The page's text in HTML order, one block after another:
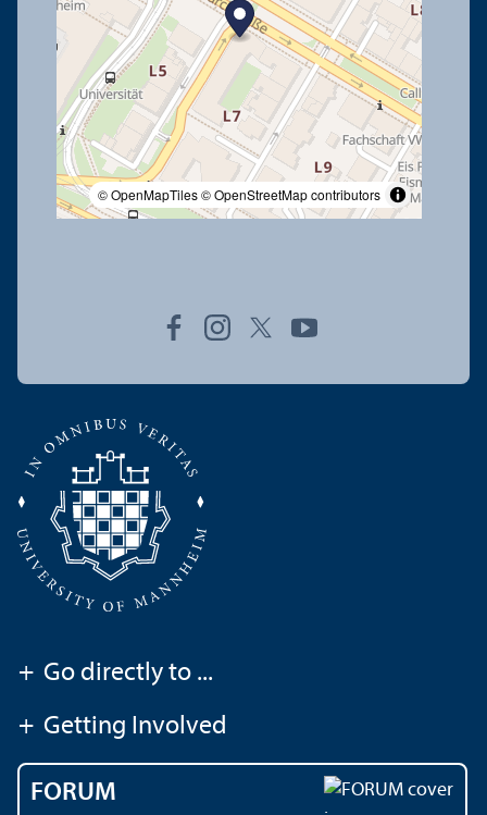
© OpenMapTiles© OpenStreetMap contributors
+ Go directly to ...
+ Getting Involved
FORUM